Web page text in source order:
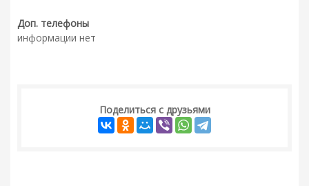
Доп. телефоны
информации нет
Поделиться с друзьями